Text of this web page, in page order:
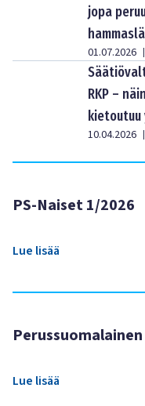
jopa
01.07.2026 |
RKP –
10.04.2026 |
PS-Naiset 1/2026
Lue lisää
Lue lisää